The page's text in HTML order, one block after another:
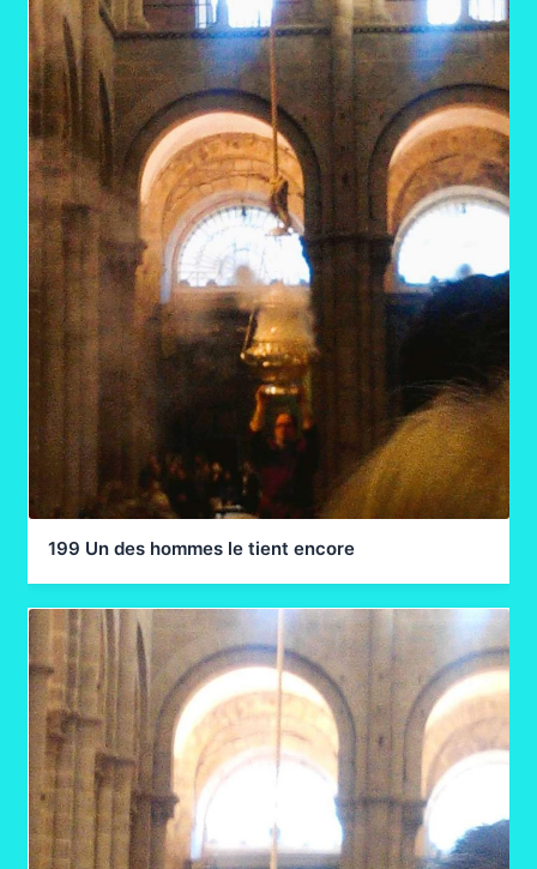
199 Un des hommes le tient encore